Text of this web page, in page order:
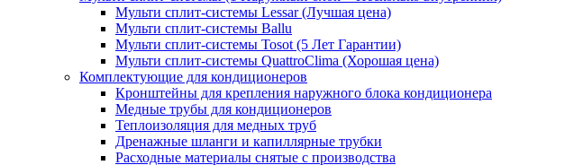
Мульти сплит-системы Lessar (Лучшая цена)
Мульти сплит-системы Ballu
Мульти сплит-системы Tosot (5 Лет Гарантии)
Мульти сплит-системы QuattroClima (Хорошая цена)
Комплектующие для кондиционеров
Кронштейны для крепления наружного блока кондиционера
Медные трубы для кондиционеров
Теплоизоляция для медных труб
Дренажные шланги и капиллярные трубки
Расходные материалы снятые с производства